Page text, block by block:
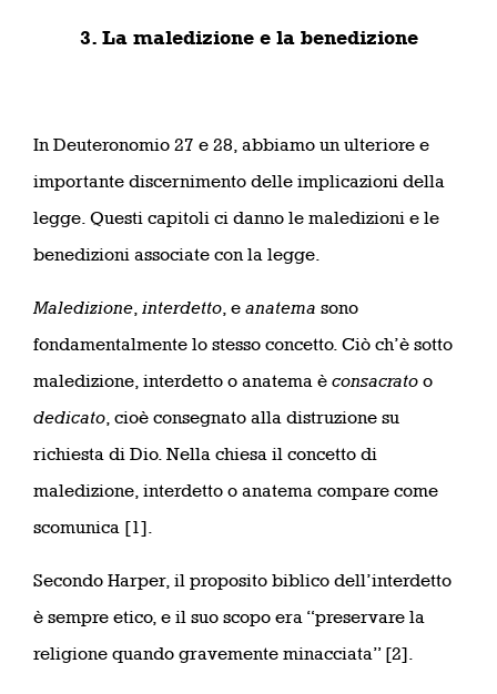
3. La maledizione e la benedizione
In Deuteronomio 27 e 28, abbiamo un ulteriore e
importante discernimento delle implicazioni della
legge. Questi capitoli ci danno le maledizioni e le
benedizioni associate con la legge.
Maledizione interdetto , e anatema sono
fondamentalmente lo stesso concetto. Ciò ch’è sotto
maledizione, interdetto o anatema è consacrato o
dedicato , cioè consegnato alla distruzione su
richiesta di Dio. Nella chiesa il concetto di
maledizione, interdetto o anatema compare come
scomunica [1].
Secondo Harper, il proposito biblico dell’interdetto
è sempre etico, e il suo scopo era “preservare la
religione quando gravemente minacciata” [2].